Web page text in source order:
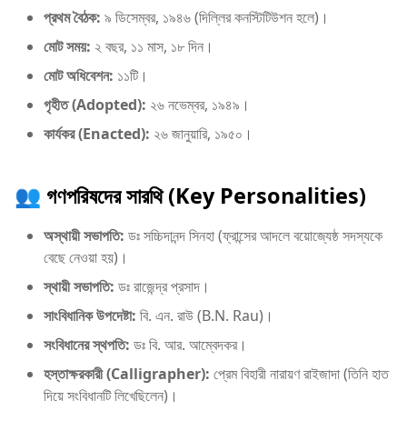
প্রথম বৈঠক: ৯ ডিসেম্বর, ১৯৪৬ (দিল্লির কনস্টিটিউশন হলে)।
মোট সময়: ২ বছর, ১১ মাস, ১৮ দিন।
মোট অধিবেশন: ১১টি।
গৃহীত (Adopted): ২৬ নভেম্বর, ১৯৪৯।
কার্যকর (Enacted): ২৬ জানুয়ারি, ১৯৫০।
​👥 গণপরিষদের সারথি (Key Personalities)
অস্থায়ী সভাপতি: ডঃ সচ্চিদানন্দ সিনহা (ফ্রান্সের আদলে বয়োজ্যেষ্ঠ সদস্যকে
বেছে নেওয়া হয়)।
স্থায়ী সভাপতি: ডঃ রাজেন্দ্র প্রসাদ।
সাংবিধানিক উপদেষ্টা: বি. এন. রাউ (B.N. Rau)।
সংবিধানের স্থপতি: ডঃ বি. আর. আম্বেদকর।
হস্তাক্ষরকারী (Calligrapher): প্রেম বিহারী নারায়ণ রাইজাদা (তিনি হাত
দিয়ে সংবিধানটি লিখেছিলেন)।